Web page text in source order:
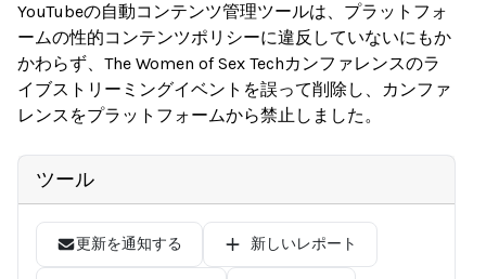
YouTubeの自動コンテンツ管理ツールは、プラットフォ
ームの性的コンテンツポリシーに違反していないにもか
かわらず、The Women of Sex Techカンファレンスのラ
イブストリーミングイベントを誤って削除し、カンファ
レンスをプラットフォームから禁止しました。
ツール
更新を通知する 新しいレポート